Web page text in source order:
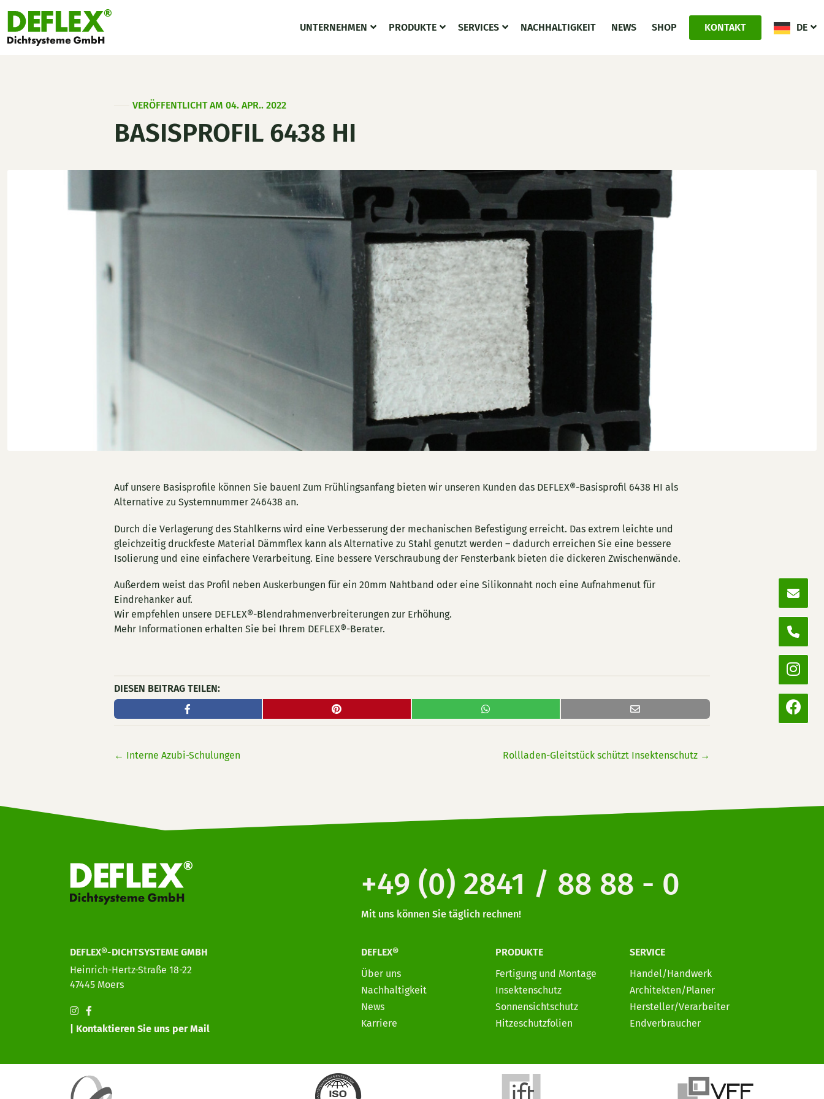
UNTERNEHMEN PRODUKTE SERVICES NACHHALTIGKEIT NEWS SHOP KONTAKT DE
VERÖFFENTLICHT AM 04. APR.. 2022
BASISPROFIL 6438 HI
Auf unsere Basisprofile können Sie bauen! Zum Frühlingsanfang bieten wir unseren Kunden das DEFLEX®-Basisprofil 6438 HI als
Alternative zu Systemnummer 246438 an.
Durch die Verlagerung des Stahlkerns wird eine Verbesserung der mechanischen Befestigung erreicht. Das extrem leichte und
gleichzeitig druckfeste Material Dämmflex kann als Alternative zu Stahl genutzt werden – dadurch erreichen Sie eine bessere
Isolierung und eine einfachere Verarbeitung. Eine bessere Verschraubung der Fensterbank bieten die dickeren Zwischenwände.
Außerdem weist das Profil neben Auskerbungen für ein 20mm Nahtband oder eine Silikonnaht noch eine Aufnahmenut für
Eindrehanker auf.
Wir empfehlen unsere DEFLEX®-Blendrahmenverbreiterungen zur Erhöhung.
Mehr Informationen erhalten Sie bei Ihrem DEFLEX®-Berater.
DIESEN BEITRAG TEILEN:
← Interne Azubi-Schulungen Rollladen-Gleitstück schützt Insektenschutz →
+49 (0) 2841 / 88 88 - 0
Mit uns können Sie täglich rechnen!
DEFLEX®-DICHTSYSTEME GMBH
Heinrich-Hertz-Straße 18-22
47445 Moers
| Kontaktieren Sie uns per Mail
DEFLEX®
Über uns
Nachhaltigkeit
News
Karriere
PRODUKTE
Fertigung und Montage
Insektenschutz
Sonnensichtschutz
Hitzeschutzfolien
SERVICE
Handel/Handwerk
Architekten/Planer
Hersteller/Verarbeiter
Endverbraucher